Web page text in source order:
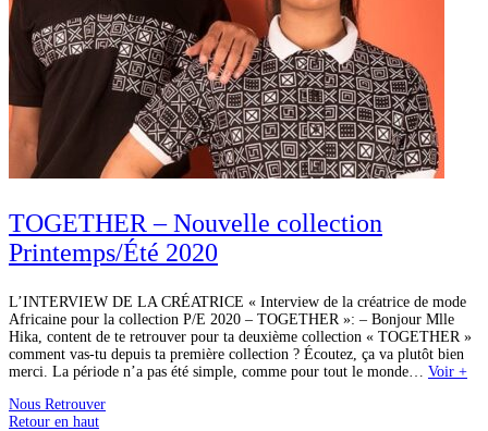
TOGETHER – Nouvelle collection
Printemps/Été 2020
L’INTERVIEW DE LA CRÉATRICE « Interview de la créatrice de mode
Africaine pour la collection P/E 2020 – TOGETHER »: – Bonjour Mlle
Hika, content de te retrouver pour ta deuxième collection « TOGETHER »
comment vas-tu depuis ta première collection ? Écoutez, ça va plutôt bien
merci. La période n’a pas été simple, comme pour tout le monde… Voir +
Nous Retrouver
Retour en haut